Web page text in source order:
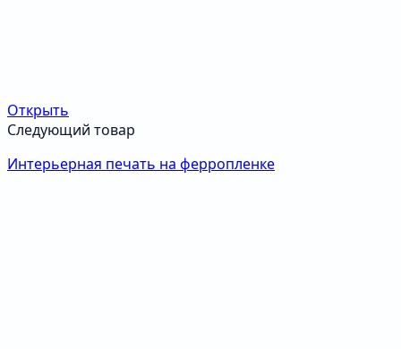
Открыть
Следующий товар
Интерьерная печать на ферропленке